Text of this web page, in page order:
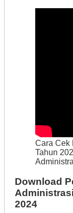
Cara Cek
Tahun
Download
2024